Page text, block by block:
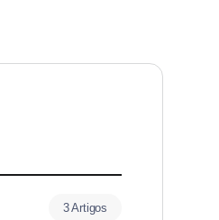
3 Artigos